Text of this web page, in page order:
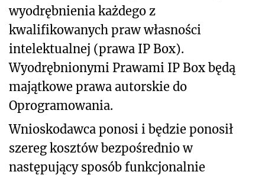
wyodrębnienia każdego z
kwalifikowanych praw własności
intelektualnej (prawa IP Box).
Wyodrębnionymi Prawami IP Box będą
majątkowe prawa autorskie do
Oprogramowania.
Wnioskodawca ponosi i będzie ponosił
szereg kosztów bezpośrednio w
następujący sposób funkcjonalnie